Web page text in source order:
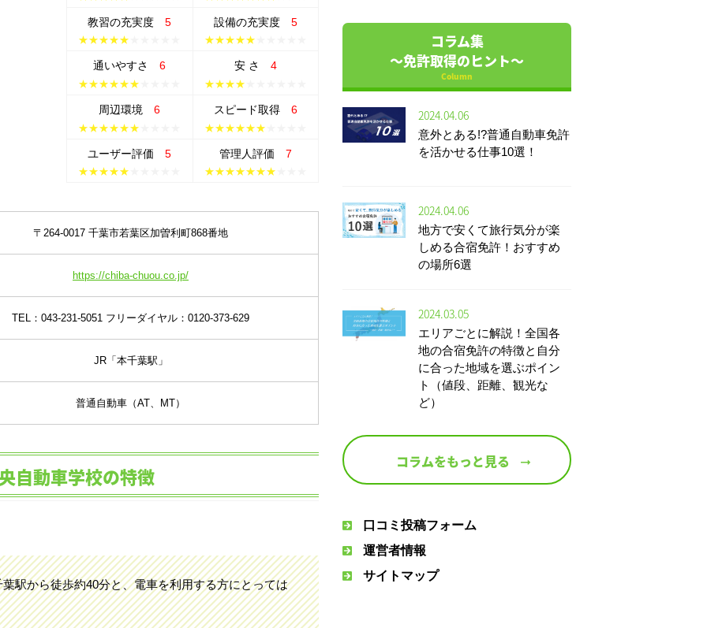
教習の充実度 5
★★★★★
設備の充実度 5
★★★★★
通いやすさ 6
★★★★★★
安 さ 4
★★★★
周辺環境 6
★★★★★★
スピード取得 6
★★★★★★
ユーザー評価 5
★★★★★
管理人評価 7
★★★★★★★
〒264-0017 千葉市若葉区加曽利町868番地
https://chiba-chuou.co.jp/
TEL：043-231-5051 フリーダイヤル：0120-373-629
JR「本千葉駅」
普通自動車（AT、MT）
自動車学校の特徴
駅から徒歩約40分と、電車を利用する方にとっては
コラム集
～免許取得のヒント～
Column
2024.04.06
意外とある!?普通自動車免許
を活かせる仕事10選！
2024.04.06
地方で安くて旅行気分が楽
しめる合宿免許！おすすめ
の場所6選
2024.03.05
エリアごとに解説！全国各
地の合宿免許の特徴と自分
に合った地域を選ぶポイン
ト（値段、距離、観光な
ど）
コラムをもっと見る
口コミ投稿フォーム
運営者情報
サイトマップ